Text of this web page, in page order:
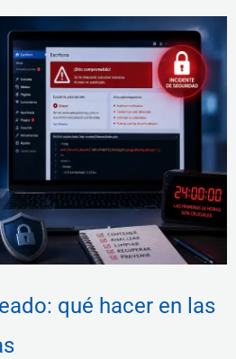
qué hacer en las